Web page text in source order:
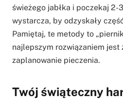
świeżego jabłka i poczekaj 2-
wystarcza, by odzyskały
Pamiętaj, te metody to
najlepszym rozwiązaniem jest
zaplanowanie pieczenia.
Twój świąteczny